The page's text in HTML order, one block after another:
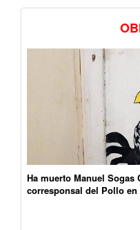
Ha muerto Manuel
corresponsal del Pollo